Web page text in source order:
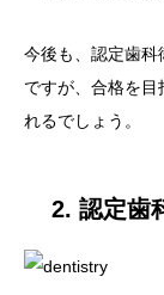
今後も、認定歯科
ですが、合格を
れるでしょう。
2. 認定歯